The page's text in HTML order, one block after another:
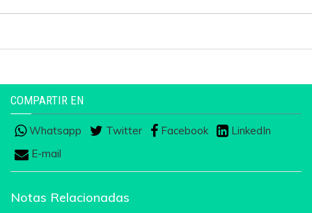
COMPARTIR EN
Whatsapp Twitter Facebook
LinkedIn
E-mail
Notas Relacionadas